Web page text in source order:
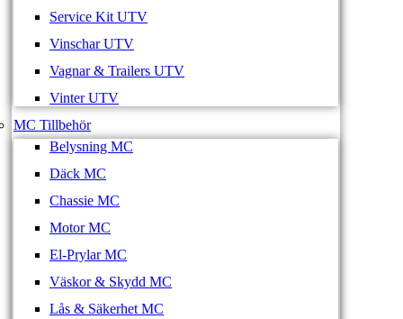
Service Kit UTV
Vinschar UTV
Vagnar & Trailers UTV
Vinter UTV
MC Tillbehör
Belysning MC
Däck MC
Chassie MC
Motor MC
El-Prylar MC
Väskor & Skydd MC
Lås & Säkerhet MC